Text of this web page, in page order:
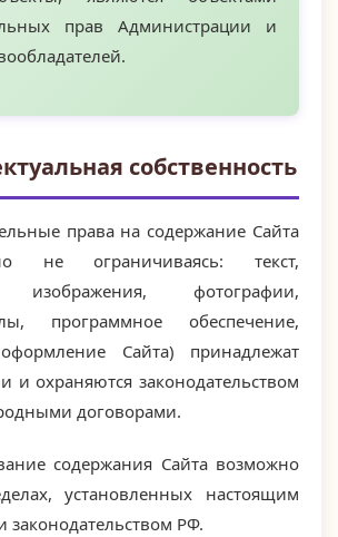
прав Администрации и
собственность
права на содержание Сайта
не ограничиваясь: текст,
изображения, фотографии,
программное обеспечение,
Сайта) принадлежат
и охраняются законодательством
договорами.
содержания Сайта возможно
установленных настоящим
законодательством РФ.